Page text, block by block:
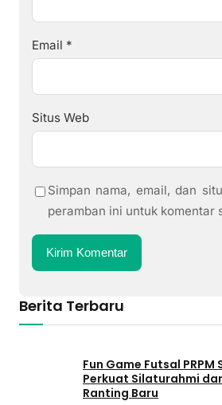
Email *
Situs Web
Simpan nama, email, dan
peramban ini untuk komentar
Berita Terbaru
Fun Game Futsal
Perkuat Silaturahmi
Ranting Baru